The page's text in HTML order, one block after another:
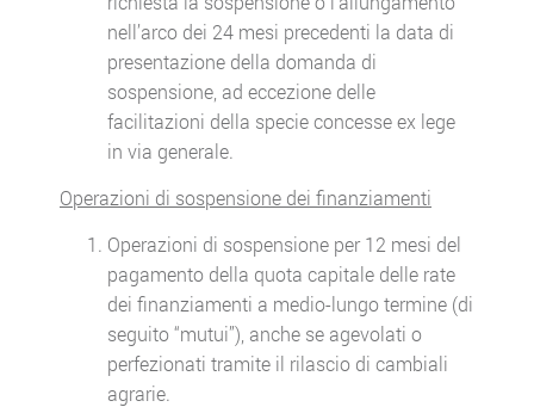
nell’arco dei 24 mesi precedenti la data di
presentazione della domanda di
sospensione, ad eccezione delle
facilitazioni della specie concesse ex lege
in via generale.
Operazioni di sospensione dei finanziamenti
Operazioni di sospensione per 12 mesi del
pagamento della quota capitale delle rate
dei finanziamenti a medio-lungo termine (di
seguito “mutui”), anche se agevolati o
perfezionati tramite il rilascio di cambiali
agrarie.